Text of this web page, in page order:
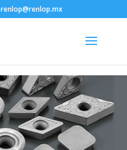
renlop@renlop.mx